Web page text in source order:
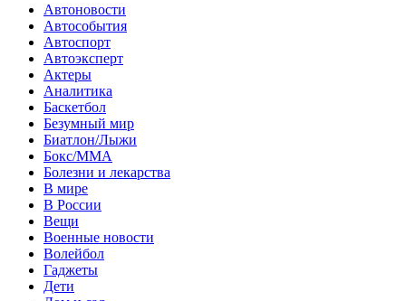
Автоновости
Автособытия
Автоспорт
Автоэксперт
Актеры
Аналитика
Баскетбол
Безумный мир
Биатлон/Лыжи
Бокс/MMA
Болезни и лекарства
В мире
В России
Вещи
Военные новости
Волейбол
Гаджеты
Дети